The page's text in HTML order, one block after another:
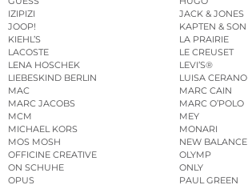
IZIPIZI
JACK & JONES
JOOP!
KAPTEN & SON
KIEHL’S
LA PRAIRIE
LACOSTE
LE CREUSET
LENA HOSCHEK
LEVI’S®
LIEBESKIND BERLIN
LUISA CERANO
MAC
MARC CAIN
MARC JACOBS
MARC O’POLO
MCM
MEY
MICHAEL KORS
MONARI
MOS MOSH
NEW BALANCE
OFFICINE CREATIVE
OLYMP
ON SCHUHE
ONLY
OPUS
PAUL GREEN